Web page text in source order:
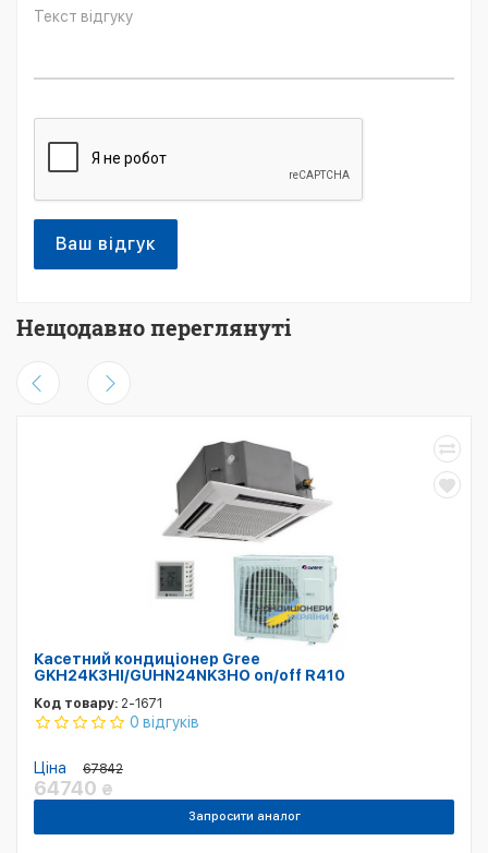
Ваш відгук
Нещодавно переглянуті
Касетний кондиціонер Gree
GKH24K3HI/GUHN24NK3HO on/off R410
Код товару: 2-1671
0 відгуків
Ціна 67842
64740 ₴
Запросити аналог